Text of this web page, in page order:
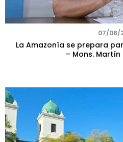
07/08/
La Amazonía se prepara
– Mons. Martín